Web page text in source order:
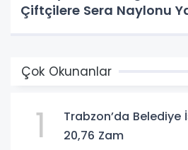
Çiftçilere Sera Naylonu
Çok Okunanlar
1
Trabzon’da Belediye
20,76 Zam